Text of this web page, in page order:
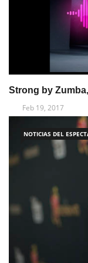
Strong by
Feb 19, 2017
NOTICIAS DEL